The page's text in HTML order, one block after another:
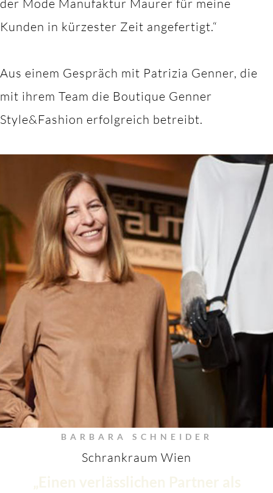
der Mode Manufaktur Maurer für meine
Kunden in kürzester Zeit angefertigt.“
Aus einem Gespräch mit Patrizia Genner, die
mit ihrem Team die Boutique Genner
Style&Fashion erfolgreich betreibt.
BARBARA SCHNEIDER
Schrankraum Wien
„Einen verlässlichen Partner als